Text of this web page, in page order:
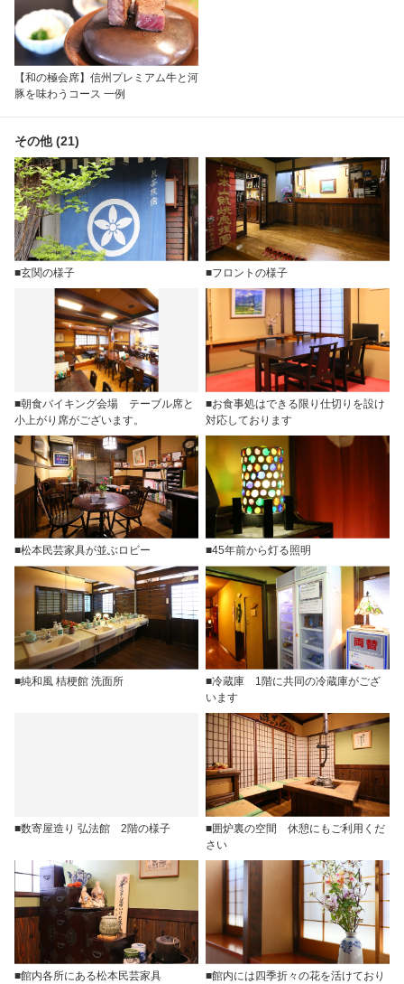
【和の極会席】信州プレミアム牛と河
豚を味わうコース 一例
その他 (21)
■玄関の様子 ■フロントの様子
■朝食バイキング会場 テーブル席と
小上がり席がございます。
■お食事処はできる限り仕切りを設け
対応しております
■松本民芸家具が並ぶロビー ■45年前から灯る照明
■純和風 桔梗館 洗面所
■冷蔵庫 1階に共同の冷蔵庫がござ
います
■数寄屋造り 弘法館 2階の様子
■囲炉裏の空間 休憩にもご利用くだ
さい
■館内各所にある松本民芸家具
■館内には四季折々の花を活けており